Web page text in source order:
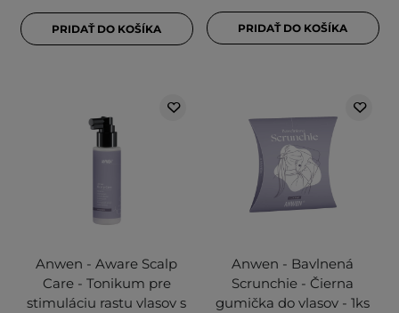
PRIDAŤ DO KOŠÍKA PRIDAŤ DO KOŠÍKA
Anwen - Aware Scalp
Care - Tonikum pre
stimuláciu rastu vlasov s
Anwen - Bavlnená
Scrunchie - Čierna
gumička do vlasov - 1ks